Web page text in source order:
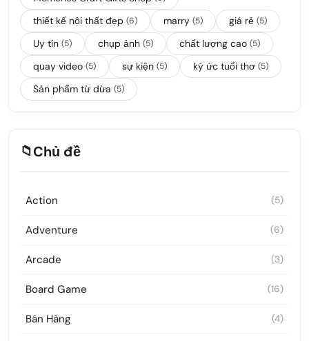
thiết kế nội thất đẹp (6) marry (5) giá rẻ (5)
Uy tín (5) chụp ảnh (5) chất lượng cao (5)
quay video (5) sự kiện (5) ký ức tuổi thơ (5)
Sản phẩm từ dừa (5)
📁Chủ đề
Action (5)
Adventure (6)
Arcade (3)
Board Game (16)
Bán Hàng (4)